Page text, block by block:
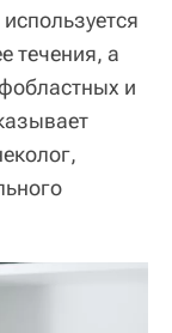
течения, а
и